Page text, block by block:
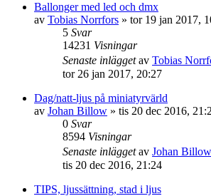
Ballonger med led och dmx
av Tobias Norrfors » tor 19 jan 2017,
5 Svar
14231 Visningar
Senaste inläggetav Tobias
tor 26 jan 2017, 20:27
Dag/natt-ljus på miniatyrvärld
av Johan Billow » tis 20 dec 2016,
0 Svar
8594 Visningar
Senaste inläggetav Johan Billow
tis 20 dec 2016, 21:24
TIPS, ljussättning, stad i ljus